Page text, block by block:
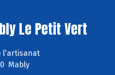
Le Petit Vert
l'artisanat
Mably